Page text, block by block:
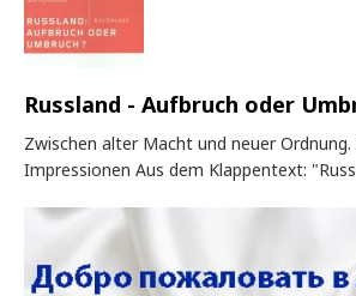
Russland - Aufbruch oder
Zwischen alter Macht und neuer Ordnung.
Impressionen Aus dem Klappentext: "Russ